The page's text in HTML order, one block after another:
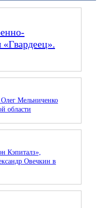
Мельниченко
области
Кэпиталз»,
Овечкин в